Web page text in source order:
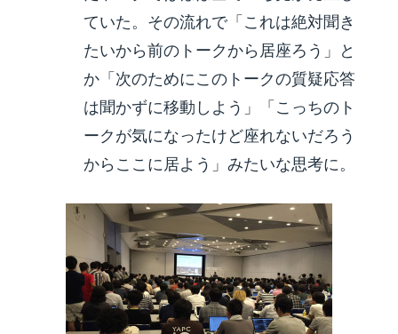
ていた。その流れで「これは絶対聞き
たいから前のトークから居座ろう」と
か「次のためにこのトークの質疑応答
は聞かずに移動しよう」「こっちのト
ークが気になったけど座れないだろう
からここに居よう」みたいな思考に。